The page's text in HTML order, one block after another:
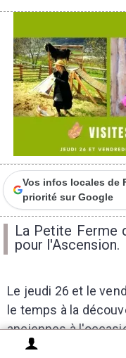
Vos infos locales de
priorité sur Google
La Petite Ferme
pour l'Ascension.
Le jeudi 26 et le
le temps à la
anciennes à